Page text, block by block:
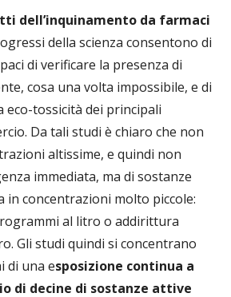
dell’inquinamento da farmaci
della scienza consentono di
di verificare la presenza di
cosa una volta impossibile, e di
eco-tossicità dei principali
Da tali studi è chiaro che non
altissime, e quindi non
immediata, ma di sostanze
in concentrazioni molto piccole:
al litro o addirittura
Gli studi quindi si concentrano
di una esposizione continua a
di decine di sostanze attive